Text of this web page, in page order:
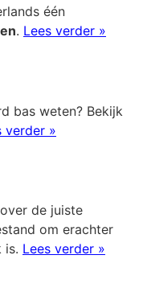
één
. Lees verder »
bas weten? Bekijk
verder »
de juiste
om erachter
is. Lees verder »